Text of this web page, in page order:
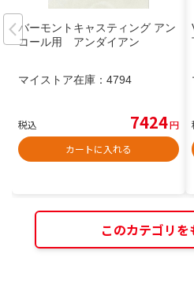
バーモントキャスティング アン
コール用 アンダイアン
マイストア在庫： 4794
税込 7424円
カートに入れる
このカテゴリを